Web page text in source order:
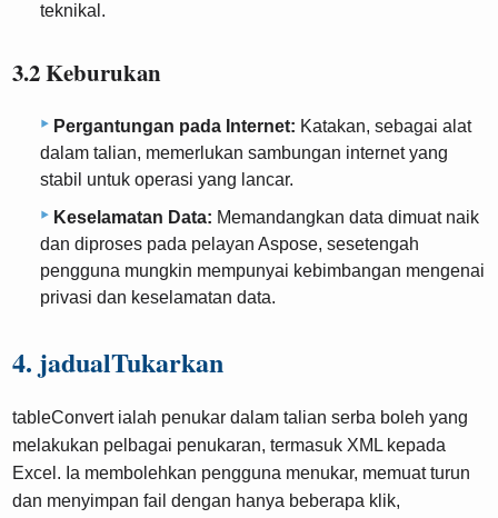
teknikal.
3.2 Keburukan
Pergantungan pada Internet: Katakan, sebagai alat
dalam talian, memerlukan sambungan internet yang
stabil untuk operasi yang lancar.
Keselamatan Data: Memandangkan data dimuat naik
dan diproses pada pelayan Aspose, sesetengah
pengguna mungkin mempunyai kebimbangan mengenai
privasi dan keselamatan data.
4. jadualTukarkan
tableConvert ialah penukar dalam talian serba boleh yang
melakukan pelbagai penukaran, termasuk XML kepada
Excel. Ia membolehkan pengguna menukar, memuat turun
dan menyimpan fail dengan hanya beberapa klik,